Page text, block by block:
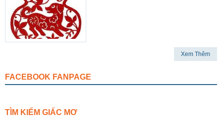
Xem Thêm
FACEBOOK FANPAGE
TÌM KIẾM GIẤC MƠ